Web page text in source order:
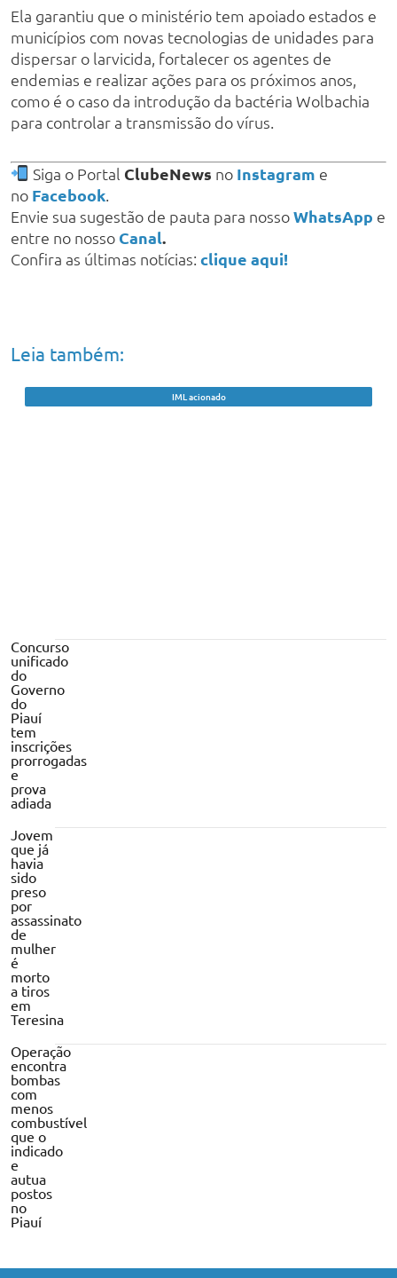
Ela garantiu que o ministério tem apoiado estados e
municípios com novas tecnologias de unidades para
dispersar o larvicida, fortalecer os agentes de
endemias e realizar ações para os próximos anos,
como é o caso da introdução da bactéria Wolbachia
para controlar a transmissão do vírus.
Siga o Portal ClubeNews no Instagram e
no Facebook.
Envie sua sugestão de pauta para nossoWhatsApp e
entre no nosso Canal.
Confira as últimas notícias: clique aqui!
Leia também:
IML acionado
Concurso
unificado
do
Governo
do
Piauí
tem
inscrições
prorrogadas
e
prova
adiada
Jovem
que já
havia
sido
preso
por
assassinato
de
mulher
é
morto
a tiros
em
Teresina
Operação
encontra
bombas
com
menos
combustível
que o
indicado
e
autua
postos
no
Piauí